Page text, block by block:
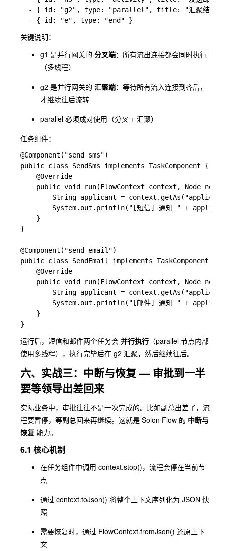
- { id: "g2", type: "parallel", title: "汇聚结果
关键说明：
g1 是并行网关的 分叉端：所有流出连接都会同时执行
（多线程）
g2 是并行网关的 汇聚端：等待所有流入连接到齐后，
才继续往后流转
parallel 必须成对使用（分叉 + 汇聚）
任务组件：
@Component("send_sms")
public class SendSms implements TaskComponent {
    @Override
public void run(FlowContext context, Node
String applicant =
System.out.println("[短信] 通知 " +
    }
}
@Component("send_email")
public class SendEmail implements TaskComponent {
    @Override
public void run(FlowContext context, Node
String applicant =
System.out.println("[邮件] 通知 " +
    }
运行后，短信和邮件两个任务会 并行执行 （parallel 节点内部
使用多线程），执行完毕后在 g2 汇聚，然后继续往后。
六、实战三：中断与恢复 — 审批到一半
要等领导出差回来
实际业务中，审批往往不是一次完成的。比如副总出差了，流
程要暂停，等副总回来再继续。这就是 Solon Flow 的 中断与
恢复 能力。
6.1 核心机制
在任务组件中调用 context.stop()，流程会停在当前节
点
通过 context.toJson() 将整个上下文序列化为 JSON 快
照
需要恢复时，通过 FlowContext.fromJson() 还原上下
文